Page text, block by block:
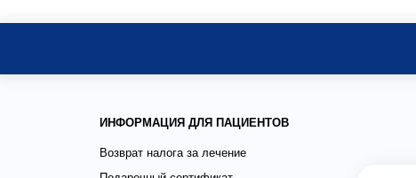
ИНФОРМАЦИЯ ДЛЯ ПАЦИЕНТОВ
Возврат налога за лечение